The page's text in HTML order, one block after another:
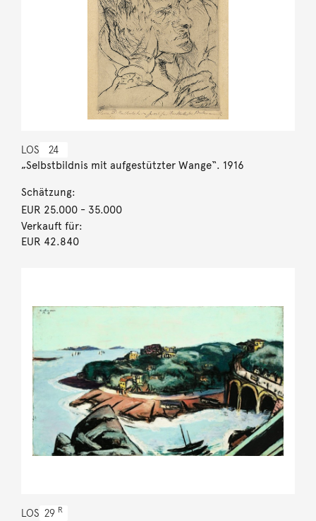
LOS 24
„Selbstbildnis mit aufgestützter Wange“. 1916
Schätzung:
EUR 25.000- 35.000
Verkauft für:
EUR 42.840
LOS 29 R